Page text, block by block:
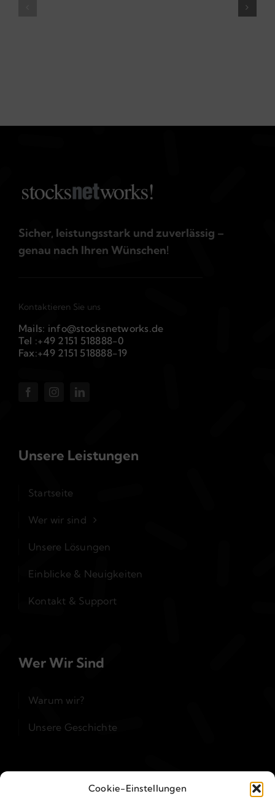
Cookie-Einstellungen
Branding
Sicher, leistungsstark und zuverlässig –
genau nach Ihren Wünschen!
Kontaktieren Sie uns
Mails: info@stocksnetworks.de
Tel :+49 2151 518888-0
Fax:+49 2151 518888-19
Unsere Leistungen
Startseite
Wer wir sind
Unsere Lösungen
Einblicke & Neuigkeiten
Kontakt & Support
Wer Wir Sind
Warum wir?
Unsere Geschichte
Kontakt & Support